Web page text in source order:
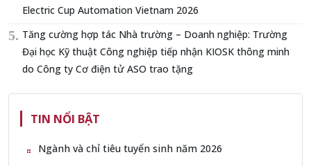
Electric Cup Automation Vietnam 2026
Tăng cường hợp tác Nhà trường – Doanh nghiệp: Trường
Đại học Kỹ thuật Công nghiệp tiếp nhận KIOSK thông minh
do Công ty Cơ điện tử ASO trao tặng
TIN NỔI BẬT
Ngành và chỉ tiêu tuyển sinh năm 2026